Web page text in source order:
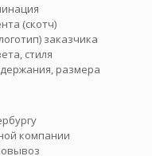
(скотч)
заказчика
стиля
размера
компании